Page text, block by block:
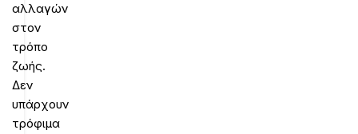
αλλαγών
στον
τρόπο
ζωής.
Δεν
υπάρχουν
τρόφιμα